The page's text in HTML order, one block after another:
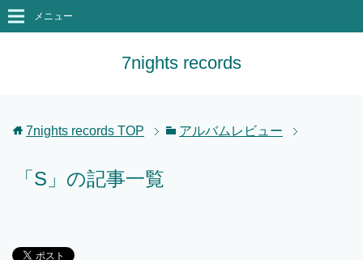
7nights records
メニュー
7nights records TOP アルバムレビュー
「S」の記事一覧